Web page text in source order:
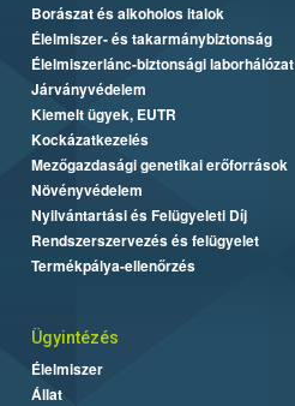
Borászat és alkoholos italok
Élelmiszer- és takarmánybiztonság
Élelmiszerlánc-biztonsági laborhálózat
Járványvédelem
Kiemelt ügyek, EUTR
Kockázatkezelés
Mezőgazdasági genetikai erőforrások
Növényvédelem
Nyilvántartási és Felügyeleti Díj
Rendszerszervezés és felügyelet
Termékpálya-ellenőrzés
Ügyintézés
Élelmiszer
Állat